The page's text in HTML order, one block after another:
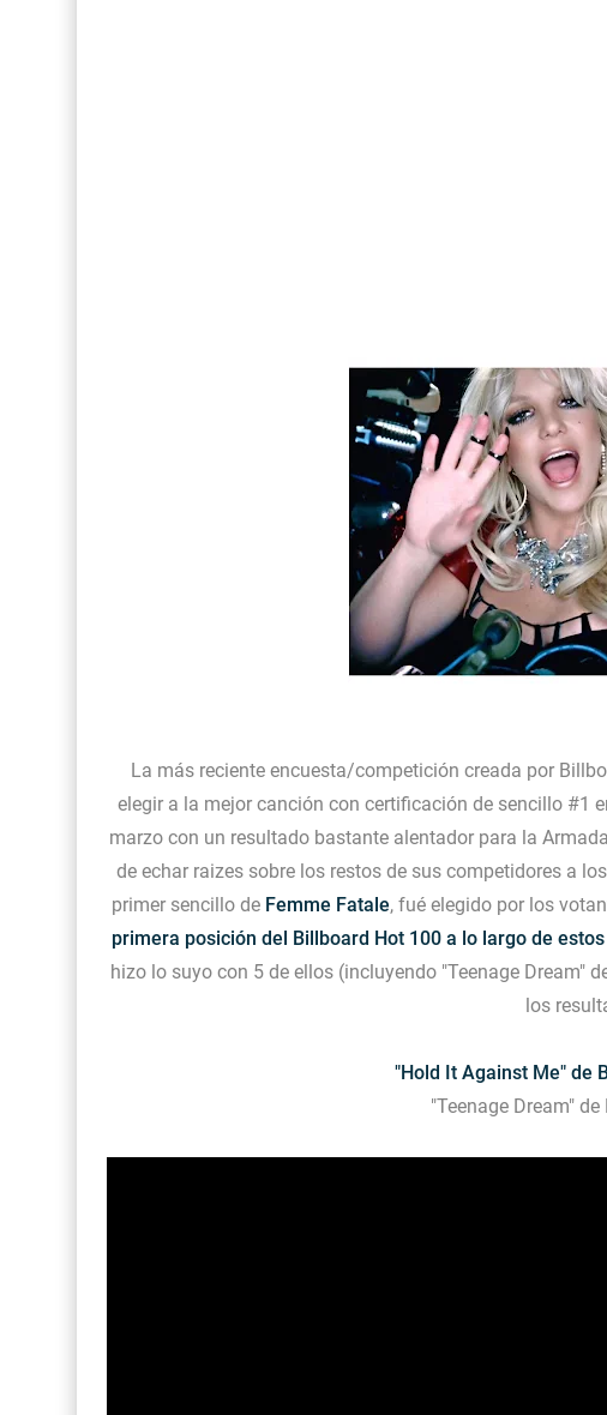
La más reciente encuesta/competición creada por
elegir a la mejor canción con certificación de sencillo #1
marzo con un resultado bastante alentador para la
de echar raizes sobre los restos de sus competidores a
primer sencillo de Femme Fatale, fué elegido por los
primera posición del Billboard Hot 100 a lo largo de
hizo lo suyo con 5 de ellos (incluyendo "Teenage Dream"
los
"Hold It Against Me" de
"Teenage Dream"